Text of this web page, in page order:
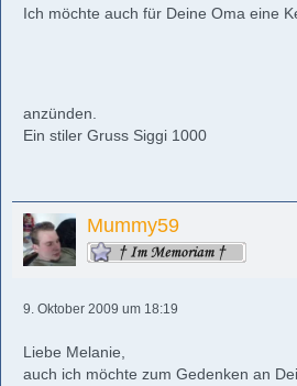
Ich möchte auch für Deine Oma eine
anzünden.
Ein stiler Gruss Siggi 1000
Mummy59
9. Oktober 2009 um 18:19
Liebe Melanie,
auch ich möchte zum Gedenken an